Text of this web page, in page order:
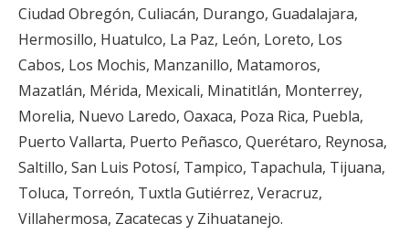
Ciudad Obregón, Culiacán, Durango, Guadalajara,
Hermosillo, Huatulco, La Paz, León, Loreto, Los
Cabos, Los Mochis, Manzanillo, Matamoros,
Mazatlán, Mérida, Mexicali, Minatitlán, Monterrey,
Morelia, Nuevo Laredo, Oaxaca, Poza Rica, Puebla,
Puerto Vallarta, Puerto Peñasco, Querétaro, Reynosa,
Saltillo, San Luis Potosí, Tampico, Tapachula, Tijuana,
Toluca, Torreón, Tuxtla Gutiérrez, Veracruz,
Villahermosa, Zacatecas y Zihuatanejo.